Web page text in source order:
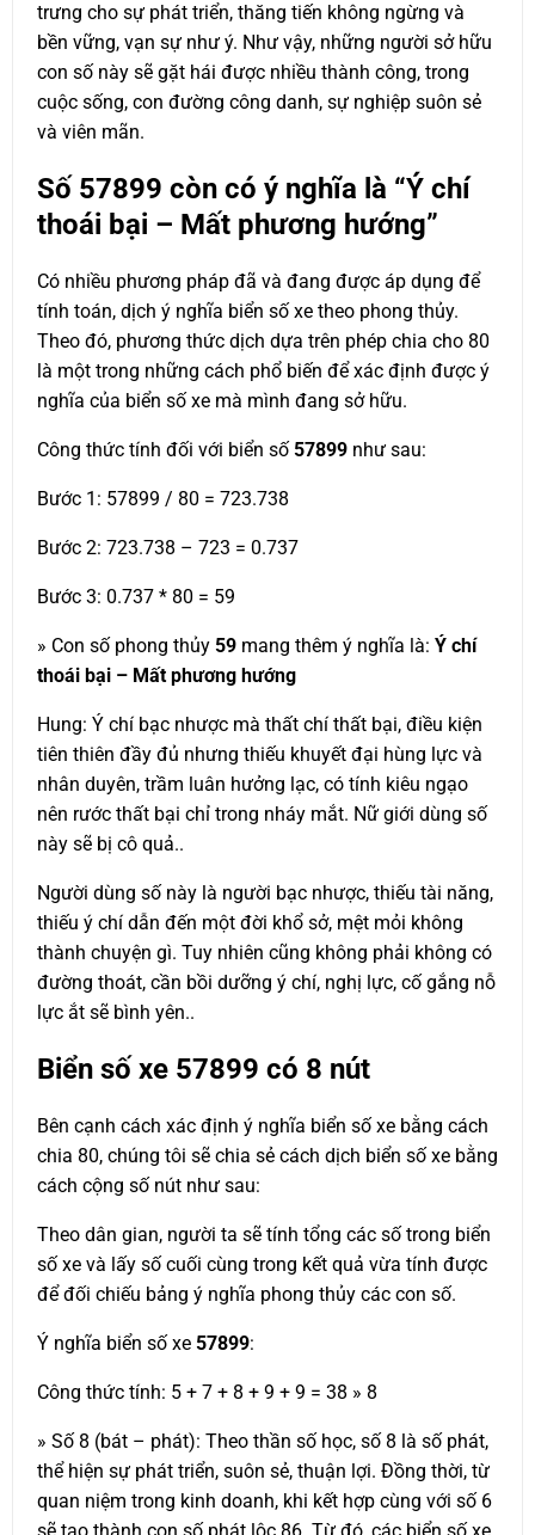
trưng cho sự phát triển, thăng tiến không ngừng và
bền vững, vạn sự như ý. Như vậy, những người sở hữu
con số này sẽ gặt hái được nhiều thành công, trong
cuộc sống, con đường công danh, sự nghiệp suôn sẻ
và viên mãn.
Số 57899 còn có ý nghĩa là “Ý chí
thoái bại – Mất phương hướng”
Có nhiều phương pháp đã và đang được áp dụng để
tính toán, dịch ý nghĩa biển số xe theo phong thủy.
Theo đó, phương thức dịch dựa trên phép chia cho 80
là một trong những cách phổ biến để xác định được ý
nghĩa của biển số xe mà mình đang sở hữu.
Công thức tính đối với biển số57899 như sau:
Bước 1: 57899 / 80 = 723.738
Bước 2: 723.738 – 723 = 0.737
Bước 3: 0.737 * 80 = 59
» Con số phong thủy 59 mang thêm ý nghĩa là: Ý chí
thoái bại – Mất phương hướng
Hung: Ý chí bạc nhược mà thất chí thất bại, điều kiện
tiên thiên đầy đủ nhưng thiếu khuyết đại hùng lực và
nhân duyên, trầm luân hưởng lạc, có tính kiêu ngạo
nên rước thất bại chỉ trong nháy mắt. Nữ giới dùng số
này sẽ bị cô quả..
Người dùng số này là người bạc nhược, thiếu tài năng,
thiếu ý chí dẫn đến một đời khổ sở, mệt mỏi không
thành chuyện gì. Tuy nhiên cũng không phải không có
đường thoát, cần bồi dưỡng ý chí, nghị lực, cố gắng nỗ
lực ắt sẽ bình yên..
Biển số xe 57899 có 8 nút
Bên cạnh cách xác định ý nghĩa biển số xe bằng cách
chia 80, chúng tôi sẽ chia sẻ cách dịch biển số xe bằng
cách cộng số nút như sau:
Theo dân gian, người ta sẽ tính tổng các số trong biển
số xe và lấy số cuối cùng trong kết quả vừa tính được
để đối chiếu bảng ý nghĩa phong thủy các con số.
Ý nghĩa biển số xe 57899:
Công thức tính: 5 + 7 + 8 + 9 + 9 = 38 » 8
» Số 8 (bát – phát): Theo thần số học, số 8 là số phát,
thể hiện sự phát triển, suôn sẻ, thuận lợi. Đồng thời, từ
quan niệm trong kinh doanh, khi kết hợp cùng với số 6